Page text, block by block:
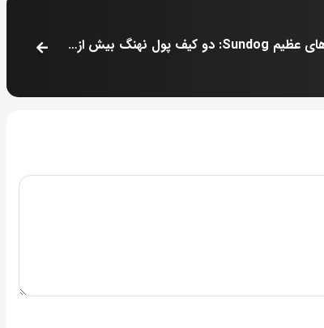
تراکنش‌های عظیم Sundog: دو کیف پول نهنگ بیش از 40 میلیون نشانه را جمع‌آوری کردند